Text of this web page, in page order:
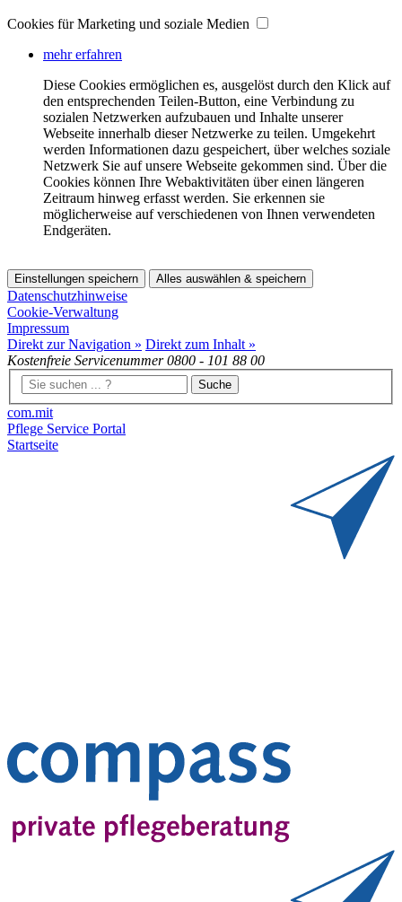
Cookies für Marketing und soziale Medien
mehr erfahren
Diese Cookies ermöglichen es, ausgelöst durch den Klick auf
den entsprechenden Teilen-Button, eine Verbindung zu
sozialen Netzwerken aufzubauen und Inhalte unserer
Webseite innerhalb dieser Netzwerke zu teilen. Umgekehrt
werden Informationen dazu gespeichert, über welches soziale
Netzwerk Sie auf unsere Webseite gekommen sind. Über die
Cookies können Ihre Webaktivitäten über einen längeren
Zeitraum hinweg erfasst werden. Sie erkennen sie
möglicherweise auf verschiedenen von Ihnen verwendeten
Endgeräten.
Einstellungen speichern Alles auswählen & speichern
Datenschutzhinweise
Cookie-Verwaltung
Impressum
Direkt zur Navigation » Direkt zum Inhalt »
Kostenfreie Servicenummer0800 - 101 88 00
Suche
com.mit
Pflege Service Portal
Startseite